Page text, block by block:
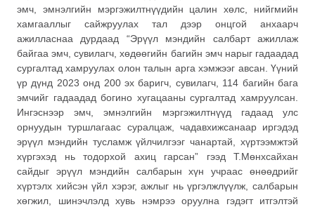
эмч, эмнэлгийн мэргэжилтнүүдийн цалин хөлс, нийгмийн
хамгааллыг сайжруулах тал дээр онцгой анхаарч
ажилласнаа дурдаад “Эрүүл мэндийн салбарт ажиллаж
байгаа эмч, сувилагч, хөдөөгийн багийн эмч нарыг гадаадад
сургалтад хамруулах олон талын арга хэмжээг авсан. Үүний
үр дүнд 2023 онд 200 эх баригч, сувилагч, 114 багийн бага
эмчийг гадаадад богино хугацааны сургалтад хамруулсан.
Ингэснээр эмч, эмнэлгийн мэргэжилтнүүд гадаад улс
орнуудын туршлагаас суралцаж, чадавхижсанаар иргэдэд
эрүүл мэндийн тусламж үйлчилгээг чанартай, хүртээмжтэй
хүргэхэд нь тодорхой ахиц гарсан” гээд Т.Мөнхсайхан
сайдыг эрүүл мэндийн салбарын хүн учраас өнөөдрийг
хүртэлх хийсэн үйл хэрэг, ажлыг нь үргэлжлүүлж, салбарын
хөгжил, шинэчлэлд хувь нэмрээ оруулна гэдэгт итгэлтэй